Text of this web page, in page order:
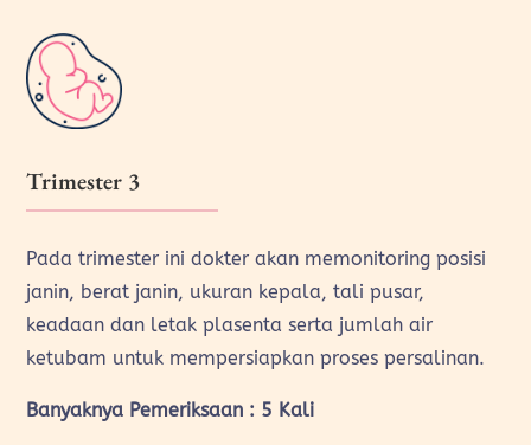
Trimester 3
Pada trimester ini dokter akan memonitoring posisi
janin, berat janin, ukuran kepala, tali pusar,
keadaan dan letak plasenta serta jumlah air
ketubam untuk mempersiapkan proses persalinan.
Banyaknya Pemeriksaan : 5 Kali